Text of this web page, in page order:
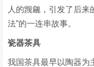
人的觊觎，引发了后来
法”的一连串故事。
瓷器茶具
我国茶具最早以陶器为